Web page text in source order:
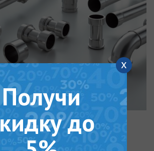
KAN-therm отмечают:
с прессовым соединением,
x
Получи
до